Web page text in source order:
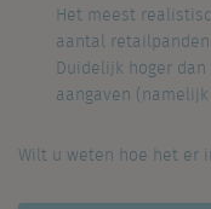
Het meest
aantal retailpanden
Duidelijk hoger
aangaven (namelijk
Wilt u weten hoe het er